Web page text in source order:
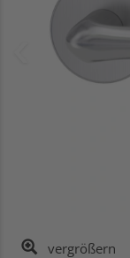
vergrößern